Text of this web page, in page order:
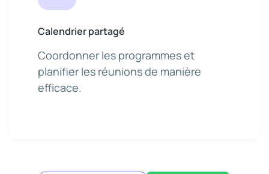
Calendrier partagé
Coordonner les programmes et
planifier les réunions de manière
efficace.